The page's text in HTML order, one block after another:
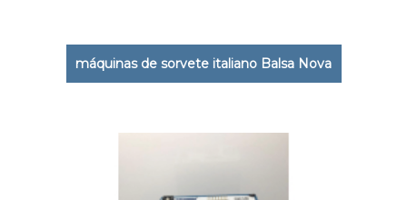
máquinas de sorvete italiano Balsa Nova